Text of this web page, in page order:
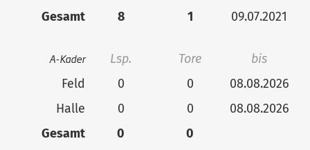
Gesamt
8 1 09.07.2021
A-Kader Lsp. Tore
bis
Feld
0 0
08.08.2026
Halle
0 0
08.08.2026
Gesamt
0 0